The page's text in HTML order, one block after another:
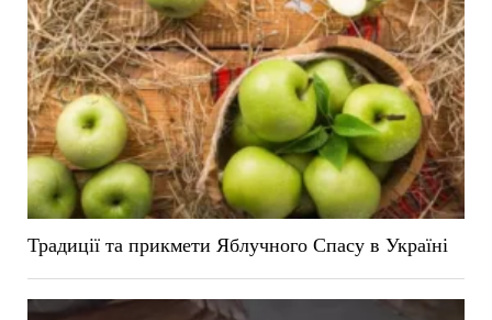
Традиції та прикмети Яблучного Спасу в Україні